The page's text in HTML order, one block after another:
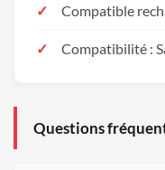
Compatible
Compatibilité :
Questions